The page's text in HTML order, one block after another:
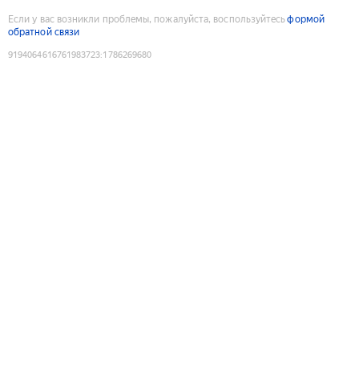
Если у вас возникли проблемы, пожалуйста, воспользуйтесьформой
обратной связи
9194064616761983723:1786269680